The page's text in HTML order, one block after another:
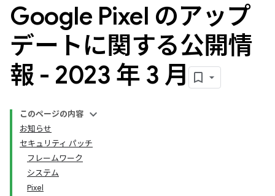
Google Pixel のアップ
デートに関する公開情
報 - 2023 年 3 月
このページの内容
お知らせ
セキュリティ パッチ
フレームワーク
システム
Pixel